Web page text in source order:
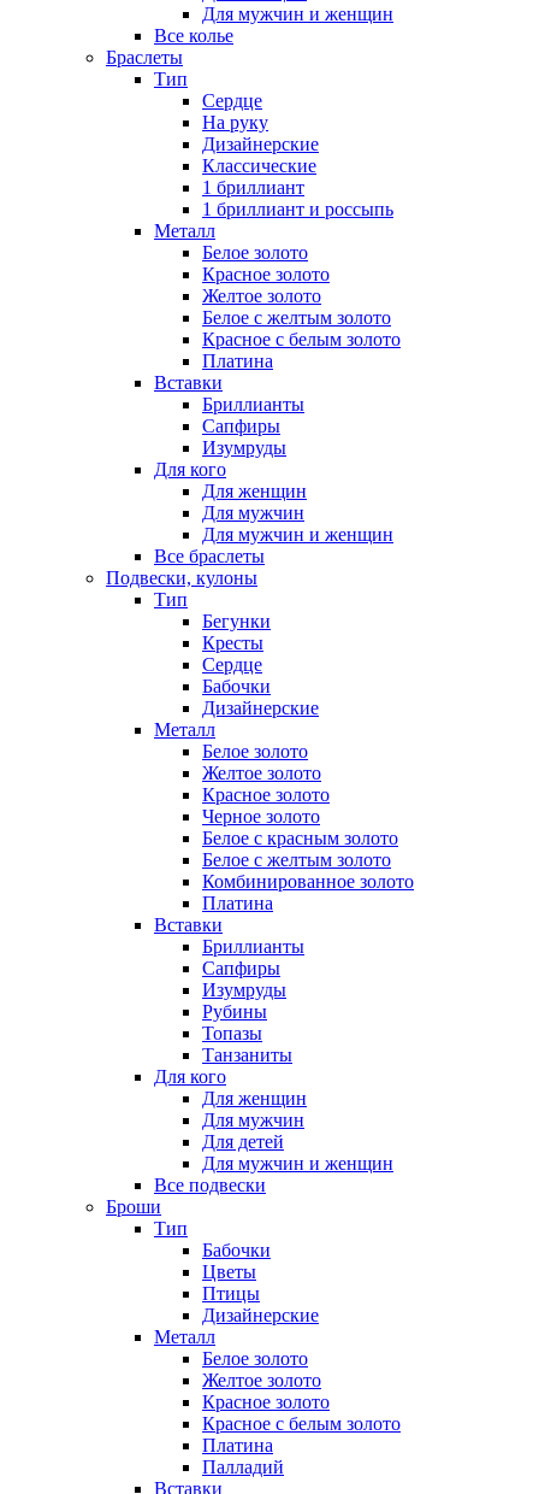
Для мужчин и женщин
Все колье
Браслеты
Тип
Сердце
На руку
Дизайнерские
Классические
1 бриллиант
1 бриллиант и россыпь
Металл
Белое золото
Красное золото
Желтое золото
Белое с желтым золото
Красное с белым золото
Платина
Вставки
Бриллианты
Сапфиры
Изумруды
Для кого
Для женщин
Для мужчин
Для мужчин и женщин
Все браслеты
Подвески, кулоны
Тип
Бегунки
Кресты
Сердце
Бабочки
Дизайнерские
Металл
Белое золото
Желтое золото
Красное золото
Черное золото
Белое с красным золото
Белое с желтым золото
Комбинированное золото
Платина
Вставки
Бриллианты
Сапфиры
Изумруды
Рубины
Топазы
Танзаниты
Для кого
Для женщин
Для мужчин
Для детей
Для мужчин и женщин
Все подвески
Броши
Тип
Бабочки
Цветы
Птицы
Дизайнерские
Металл
Белое золото
Желтое золото
Красное золото
Красное с белым золото
Платина
Палладий
Вставки